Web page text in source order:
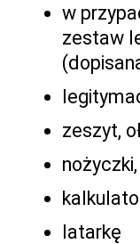
w
zestaw
zeszyt,
latarkę